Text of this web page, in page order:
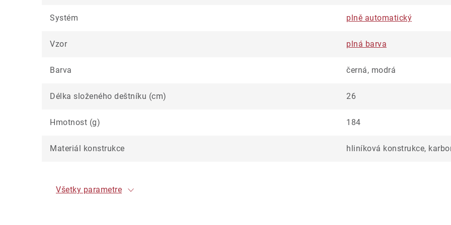
Systém plně automatický
Vzor plná barva
Barva černá, modrá
Délka složeného deštníku (cm) 26
Hmotnost (g) 184
Materiál konstrukce hliníková konstrukce,
Všetky parametre